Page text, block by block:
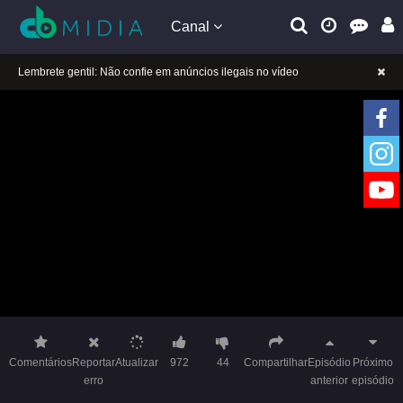
Canal
A tocar：A Princesa Rebelde (Dublado)-24
ComentáriosReportar
erro
Atualizar 972 44 CompartilharEpisódio
anterior
Próximo
episódio